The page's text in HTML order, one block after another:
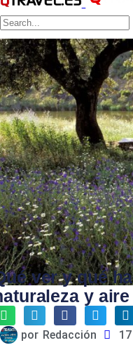
ver y qué
y
por Redacción